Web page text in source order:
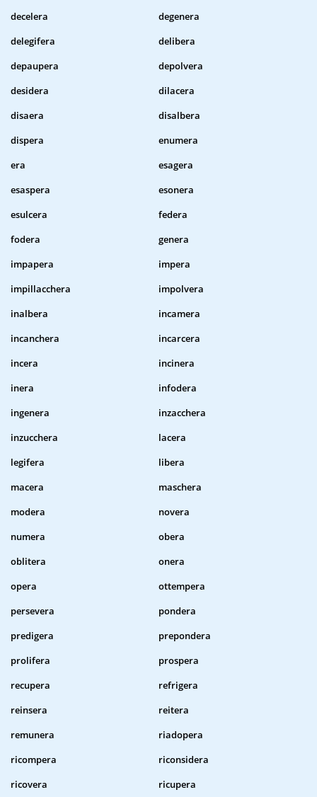
decelera
degenera
delegifera
delibera
depaupera
depolvera
desidera
dilacera
disaera
disalbera
dispera
enumera
era
esagera
esaspera
esonera
esulcera
federa
fodera
genera
impapera
impera
impillacchera
impolvera
inalbera
incamera
incanchera
incarcera
incera
incinera
inera
infodera
ingenera
inzacchera
inzucchera
lacera
legifera
libera
macera
maschera
modera
novera
numera
obera
oblitera
onera
opera
ottempera
persevera
pondera
predigera
prepondera
prolifera
prospera
recupera
refrigera
reinsera
reitera
remunera
riadopera
ricompera
riconsidera
ricovera
ricupera